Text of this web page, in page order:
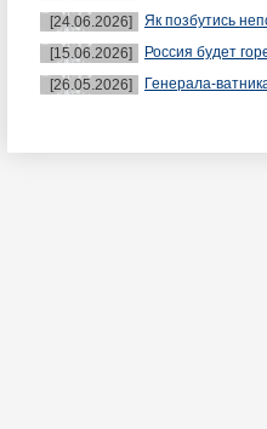
[24.06.2026]
Як позбутись
[15.06.2026]
Россия будет
[26.05.2026]
Генерала-